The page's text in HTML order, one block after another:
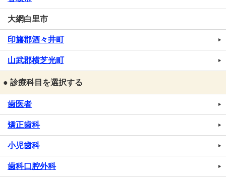
大網白里市
印旛郡酒々井町
山武郡横芝光町
● 診療科目を選択する
歯医者
矯正歯科
小児歯科
歯科口腔外科